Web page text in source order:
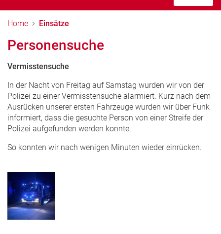
Home Einsätze
Personensuche
Vermisstensuche
In der Nacht von Freitag auf Samstag wurden wir von der
Polizei zu einer Vermisstensuche alarmiert. Kurz nach dem
Ausrücken unserer ersten Fahrzeuge wurden wir über Funk
informiert, dass die gesuchte Person von einer Streife der
Polizei aufgefunden werden konnte.
So konnten wir nach wenigen Minuten wieder einrücken.